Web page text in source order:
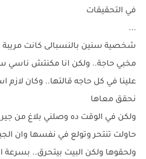
في التحقيقات
...
شخصية سنين بالنسبالى كانت
مخبي حاجة.. ولكن انا مكنتش ناسي
علينا في كل حاجه قالتها.. وكان لازم
نحقق معاها
ولكن في الوقت ده وصلني بلاغ من
حاولت تنتحر وتولع في نفسها وان
ولحقوها ولكن البيت بيتحرق.. بسرعة